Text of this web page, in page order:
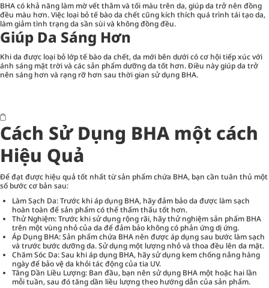
BHA có khả năng làm mờ vết thâm và tối màu trên da, giúp da trở nên đồng
đều màu hơn. Việc loại bỏ tế bào da chết cũng kích thích quá trình tái tạo da,
làm giảm tình trạng da sần sùi và không đồng đều.
Giúp Da Sáng Hơn
Khi da được loại bỏ lớp tế bào da chết, da mới bên dưới có cơ hội tiếp xúc với
ánh sáng mặt trời và các sản phẩm dưỡng da tốt hơn. Điều này giúp da trở
nên sáng hơn và rạng rỡ hơn sau thời gian sử dụng BHA.
Cách Sử Dụng BHA một cách
Hiệu Quả
Để đạt được hiệu quả tốt nhất từ sản phẩm chứa BHA, bạn cần tuân thủ một
số bước cơ bản sau:
Làm Sạch Da: Trước khi áp dụng BHA, hãy đảm bảo da được làm sạch
hoàn toàn để sản phẩm có thể thẩm thấu tốt hơn.
Thử Nghiệm: Trước khi sử dụng rộng rãi, hãy thử nghiệm sản phẩm BHA
trên một vùng nhỏ của da để đảm bảo không có phản ứng dị ứng.
Áp Dụng BHA: Sản phẩm chứa BHA nên được áp dụng sau bước làm sạch
và trước bước dưỡng da. Sử dụng một lượng nhỏ và thoa đều lên da mặt.
Chăm Sóc Da: Sau khi áp dụng BHA, hãy sử dụng kem chống nắng hàng
ngày để bảo vệ da khỏi tác động của tia UV.
Tăng Dần Liều Lượng: Ban đầu, bạn nên sử dụng BHA một hoặc hai lần
mỗi tuần, sau đó tăng dần liều lượng theo hướng dẫn của sản phẩm.